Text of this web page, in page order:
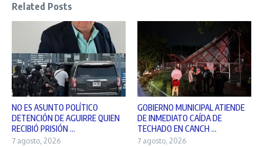
Related Posts
NO ES ASUNTO POLÍTICO
DETENCIÓN DE AGUIRRE QUIEN
RECIBIÓ PRISIÓN ...
7 agosto, 2026
GOBIERNO MUNICIPAL ATIENDE
DE INMEDIATO CAÍDA DE
TECHADO EN CANCH ...
7 agosto, 2026